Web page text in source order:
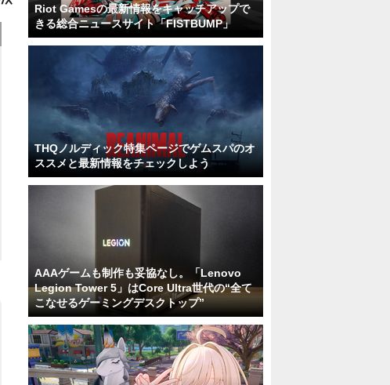
Riot Gamesの最新情報をキャッチアップで
きる総合ニュースサイト「FISTBUMP」
THQノルディック特集ページでゲムスパのオ
ススメと最新情報をチェックしよう
AAAゲームも制作も妥協なし。「Lenovo
Legion Tower 5」はCore Ultra世代の“全て
こなせるゲーミングデスクトップ”